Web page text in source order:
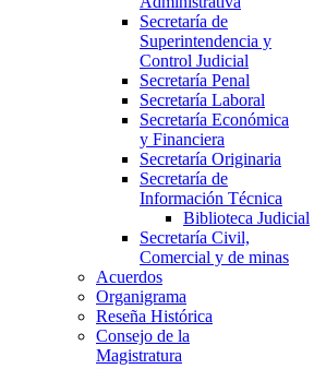
Secretaría de
Superintendencia y
Control Judicial
Secretaría Penal
Secretaría Laboral
Secretaría Económica
y Financiera
Secretaría Originaria
Secretaría de
Información Técnica
Biblioteca Judicial
Secretaría Civil,
Comercial y de minas
Acuerdos
Organigrama
Reseña Histórica
Consejo de la
Magistratura